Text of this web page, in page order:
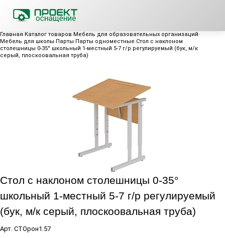
Главная Каталог товаров Мебель для образовательных организаций
Мебель для школы Парты Парты одноместные Стол с наклоном
столешницы 0-35° школьный 1-местный 5-7 г/р регулируемый (бук, м/к
серый, плоскоовальная труба)
Стол с наклоном столешницы 0-35°
школьный 1-местный 5-7 г/р регулируемый
(бук, м/к серый, плоскоовальная труба)
Арт. СТОрон1.57